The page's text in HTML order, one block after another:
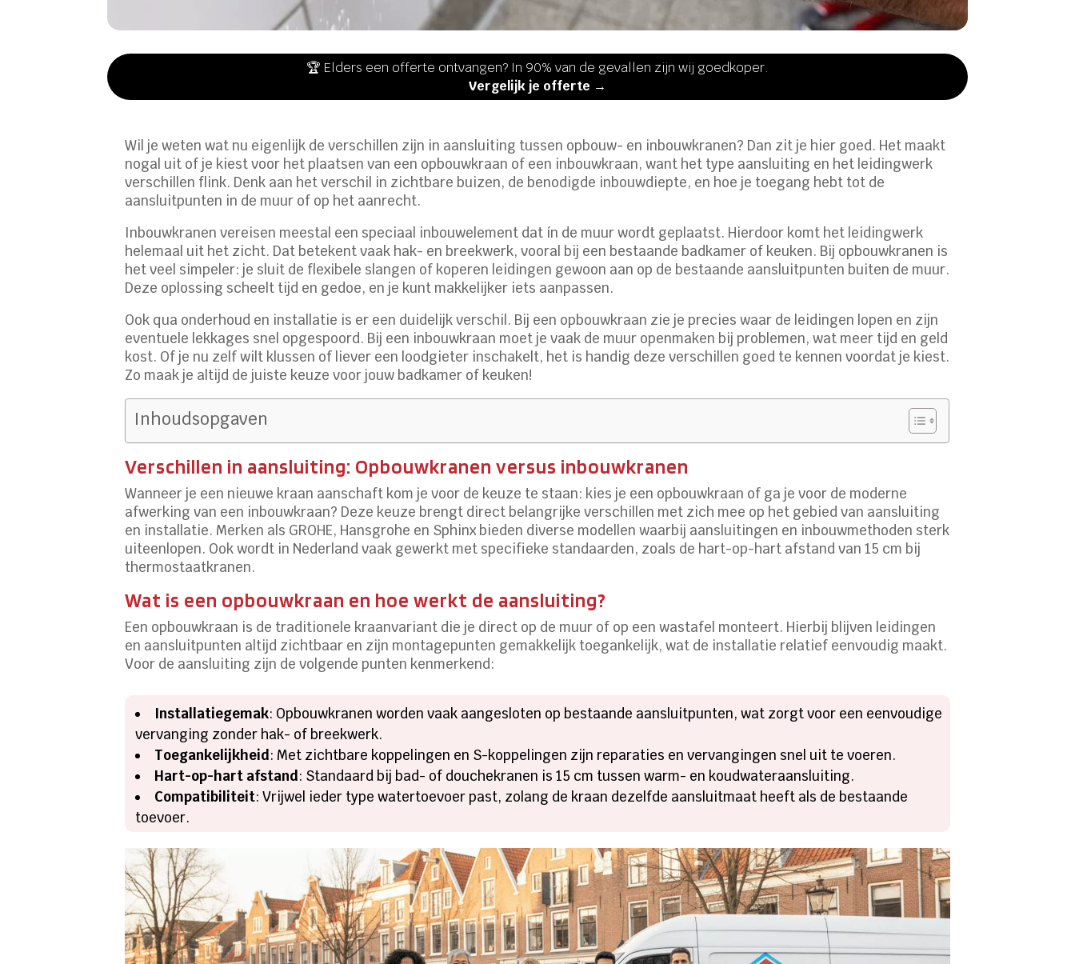
🏆 Elders een offerte ontvangen? In 90% van de gevallen zijn wij goedkoper.
Vergelijk je offerte →
Wil je weten wat nu eigenlijk de verschillen zijn in aansluiting tussen opbouw- en inbouwkranen? Dan zit je hier goed. Het maakt
nogal uit of je kiest voor het plaatsen van een opbouwkraan of een inbouwkraan, want het type aansluiting en het leidingwerk
verschillen flink. Denk aan het verschil in zichtbare buizen, de benodigde inbouwdiepte, en hoe je toegang hebt tot de
aansluitpunten in de muur of op het aanrecht.
Inbouwkranen vereisen meestal een speciaal inbouwelement dat ín de muur wordt geplaatst. Hierdoor komt het leidingwerk
helemaal uit het zicht. Dat betekent vaak hak- en breekwerk, vooral bij een bestaande badkamer of keuken. Bij opbouwkranen is
het veel simpeler: je sluit de flexibele slangen of koperen leidingen gewoon aan op de bestaande aansluitpunten buiten de muur.
Deze oplossing scheelt tijd en gedoe, en je kunt makkelijker iets aanpassen.
Ook qua onderhoud en installatie is er een duidelijk verschil. Bij een opbouwkraan zie je precies waar de leidingen lopen en zijn
eventuele lekkages snel opgespoord. Bij een inbouwkraan moet je vaak de muur openmaken bij problemen, wat meer tijd en geld
kost. Of je nu zelf wilt klussen of liever een loodgieter inschakelt, het is handig deze verschillen goed te kennen voordat je kiest.
Zo maak je altijd de juiste keuze voor jouw badkamer of keuken!
Inhoudsopgaven
Verschillen in aansluiting: Opbouwkranen versus inbouwkranen
Wanneer je een nieuwe kraan aanschaft kom je voor de keuze te staan: kies je een opbouwkraan of ga je voor de moderne
afwerking van een inbouwkraan? Deze keuze brengt direct belangrijke verschillen met zich mee op het gebied van aansluiting
en installatie. Merken als GROHE, Hansgrohe en Sphinx bieden diverse modellen waarbij aansluitingen en inbouwmethoden sterk
uiteenlopen. Ook wordt in Nederland vaak gewerkt met specifieke standaarden, zoals de hart-op-hart afstand van 15 cm bij
thermostaatkranen.
Wat is een opbouwkraan en hoe werkt de aansluiting?
Een opbouwkraan is de traditionele kraanvariant die je direct op de muur of op een wastafel monteert. Hierbij blijven leidingen
en aansluitpunten altijd zichtbaar en zijn montagepunten gemakkelijk toegankelijk, wat de installatie relatief eenvoudig maakt.
Voor de aansluiting zijn de volgende punten kenmerkend:
Installatiegemak: Opbouwkranen worden vaak aangesloten op bestaande aansluitpunten, wat zorgt voor een eenvoudige
vervanging zonder hak- of breekwerk.
Toegankelijkheid: Met zichtbare koppelingen en S-koppelingen zijn reparaties en vervangingen snel uit te voeren.
Hart-op-hart afstand: Standaard bij bad- of douchekranen is 15 cm tussen warm- en koudwateraansluiting.
Compatibiliteit: Vrijwel ieder type watertoevoer past, zolang de kraan dezelfde aansluitmaat heeft als de bestaande
toevoer.